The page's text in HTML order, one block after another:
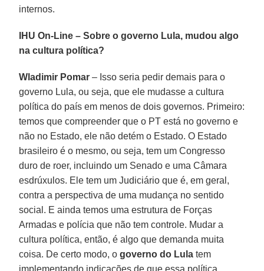
internos.
IHU On-Line – Sobre o governo Lula, mudou algo
na cultura política?
Wladimir Pomar – Isso seria pedir demais para o
governo Lula, ou seja, que ele mudasse a cultura
política do país em menos de dois governos. Primeiro:
temos que compreender que o PT está no governo e
não no Estado, ele não detém o Estado. O Estado
brasileiro é o mesmo, ou seja, tem um Congresso
duro de roer, incluindo um Senado e uma Câmara
esdrúxulos. Ele tem um Judiciário que é, em geral,
contra a perspectiva de uma mudança no sentido
social. E ainda temos uma estrutura de Forças
Armadas e polícia que não tem controle. Mudar a
cultura política, então, é algo que demanda muita
coisa. De certo modo, ogoverno do Lula tem
implementando indicações de que essa política